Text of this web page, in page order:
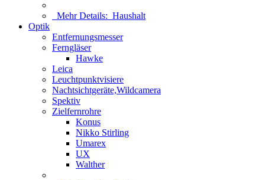
Mehr Details: Haushalt
Optik
Entfernungsmesser
Ferngläser
Hawke
Leica
Leuchtpunktvisiere
Nachtsichtgeräte,Wildcamera
Spektiv
Zielfernrohre
Konus
Nikko Stirling
Umarex
UX
Walther